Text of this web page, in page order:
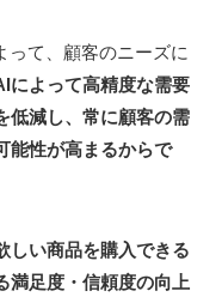
って、顧客のニーズに
によって高精度な需要
低減し、常に顧客の需
能性が高まるからで
しい商品を購入できる
満足度・信頼度の向上